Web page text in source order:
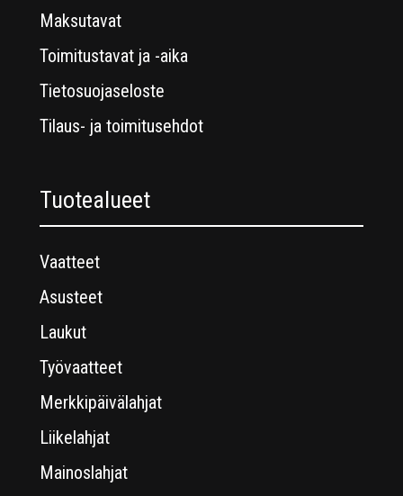
Maksutavat
Toimitustavat ja -aika
Tietosuojaseloste
Tilaus- ja toimitusehdot
Tuotealueet
Vaatteet
Asusteet
Laukut
Työvaatteet
Merkkipäivälahjat
Liikelahjat
Mainoslahjat